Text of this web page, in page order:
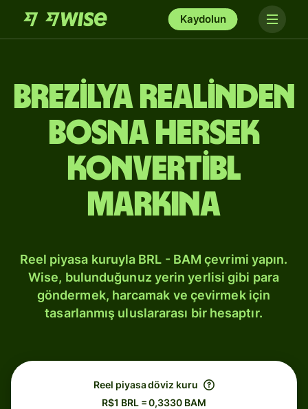
Kaydolun
Brezilya realinden
Bosna Hersek
konvertibl
markına
Reel piyasa kuruyla BRL - BAM çevrimi yapın.
Wise, bulunduğunuz yerin yerlisi gibi para
göndermek, harcamak ve çevirmek için
tasarlanmış uluslararası bir hesaptır.
Reel piyasa döviz kuru
R$1 BRL = 0,3330 BAM